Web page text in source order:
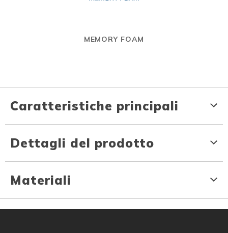
MEMORY FOAM
Caratteristiche principali
Dettagli del prodotto
Materiali